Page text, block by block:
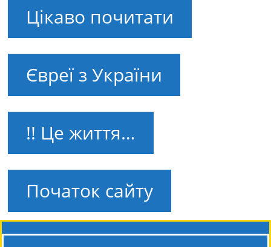
Цікаво почитати
Євреї з України
!! Це життя…
Початок сайту